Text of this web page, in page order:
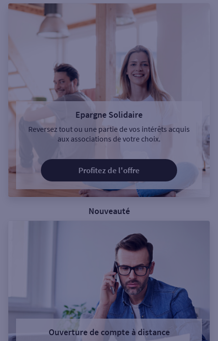
Epargne Solidaire
Reversez tout ou une partie de vos intérêts acquis
aux associations de votre choix.
Profitez de l'offre
Nouveauté
Ouverture de compte à distance